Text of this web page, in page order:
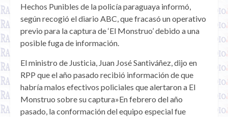
Hechos Punibles de la policía paraguaya informó,
según recogió el diario ABC, que fracasó un operativo
previo para la captura de ‘El Monstruo’ debido a una
posible fuga de información.
El ministro de Justicia, Juan José Santiváñez, dijo en
RPP que el año pasado recibió información de que
habría malos efectivos policiales que alertaron a El
Monstruo sobre su captura»En febrero del año
pasado, la conformación del equipo especial fue